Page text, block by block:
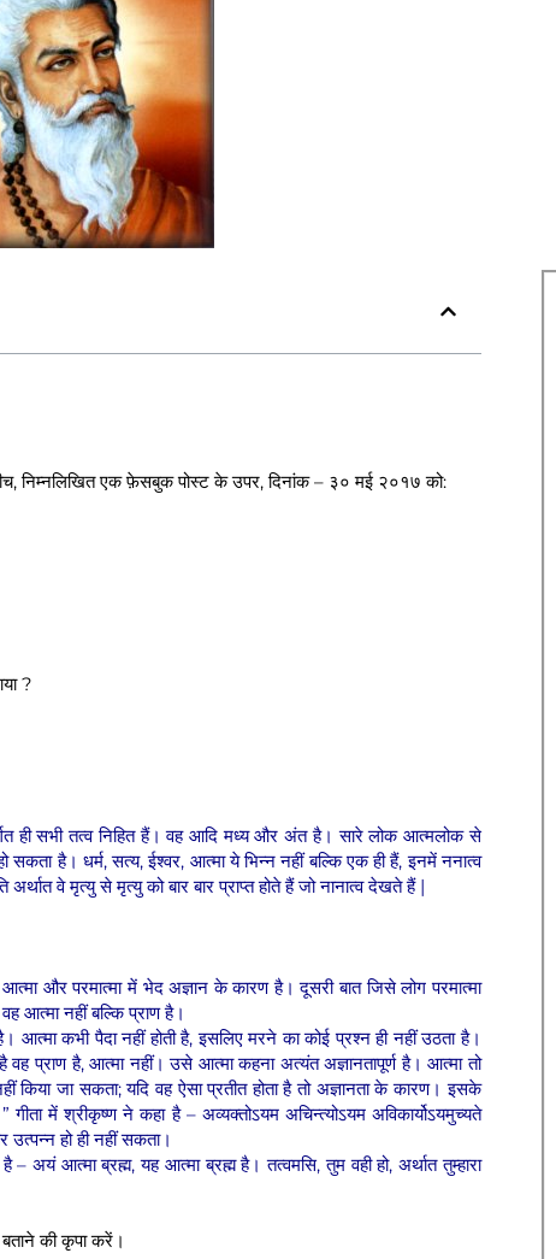
निम्नलिखित एक फ़ेसबुक पोस्ट के उपर, दिनांक – ३० मई २०१७ को:
?
ही सभी तत्व निहित हैं। वह आदि मध्य और अंत है। सारे लोक आत्मलोक से
है। धर्म, सत्य, ईश्वर, आत्मा ये भिन्न नहीं बल्कि एक ही हैं, इनमें ननात्व
वे मृत्यु से मृत्यु को बार बार प्राप्त होते हैं जो नानात्व देखते हैं |
और परमात्मा में भेद अज्ञान के कारण है। दूसरी बात जिसे लोग परमात्मा
आत्मा नहीं बल्कि प्राण है।
आत्मा कभी पैदा नहीं होती है, इसलिए मरने का कोई प्रश्न ही नहीं उठता है।
वह प्राण है, आत्मा नहीं। उसे आत्मा कहना अत्यंत अज्ञानतापूर्ण है। आत्मा तो
जा सकता; यदि वह ऐसा प्रतीत होता है तो अज्ञानता के कारण। इसके
में श्रीकृष्ण ने कहा है – अव्यक्तोऽयम अचिन्त्योऽयम अविकार्योऽयमुच्यते
हो ही नहीं सकता।
आत्मा ब्रह्म, यह आत्मा ब्रह्म है। तत्वमसि, तुम वही हो, अर्थात तुम्हारा
की कृपा करें।